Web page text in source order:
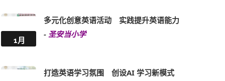
1月
多元化创意英语活动 实践提升英语能力
- 圣安当小学
打造英语学习氛围 创设AI 学习新模式